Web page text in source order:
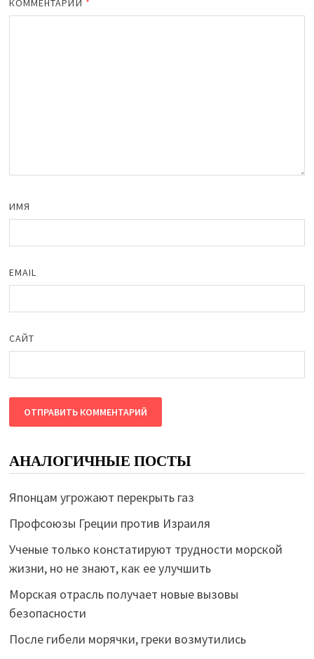
КОММЕНТАРИЙ *
ИМЯ
EMAIL
САЙТ
АНАЛОГИЧНЫЕ ПОСТЫ
Японцам угрожают перекрыть газ
Профсоюзы Греции против Израиля
Ученые только констатируют трудности морской
жизни, но не знают, как ее улучшить
Морская отрасль получает новые вызовы
безопасности
После гибели морячки, греки возмутились